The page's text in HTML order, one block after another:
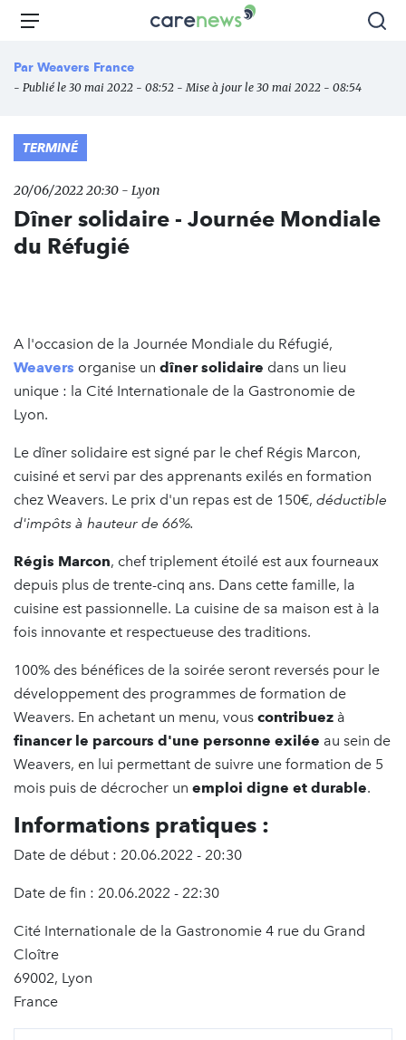
Aller
principal
Carenews,
des
Menu
Par Weavers France
- Publié le 30 mai 2022 - 08:52 - Mise à jour le 30 mai 2022 - 08:54
TERMINÉ
20/06/2022 20:30 - Lyon
Dîner solidaire - Journée Mondiale
du Réfugié
A l'occasion de la Journée Mondiale du Réfugié,
Weavers organise un dîner solidaire dans un lieu
unique : la Cité Internationale de la Gastronomie de
Lyon.
Le dîner solidaire est signé par le chef Régis Marcon,
cuisiné et servi par des apprenants exilés en formation
chez Weavers. Le prix d'un repas est de 150€, déductible
d'impôts à hauteur de 66%.
Régis Marcon, chef triplement étoilé est aux fourneaux
depuis plus de trente-cinq ans. Dans cette famille, la
cuisine est passionnelle. La cuisine de sa maison est à la
fois innovante et respectueuse des traditions.
100% des bénéfices de la soirée seront reversés pour le
développement des programmes de formation de
Weavers. En achetant un menu, vous contribuez à
financer le parcours d'une personne exilée au sein de
Weavers, en lui permettant de suivre une formation de 5
mois puis de décrocher un emploi digne et durable.
Informations pratiques :
Date de début : 20.06.2022 - 20:30
Date de fin : 20.06.2022 - 22:30
Cité Internationale de la Gastronomie 4 rue du Grand
Cloître
69002, Lyon
France